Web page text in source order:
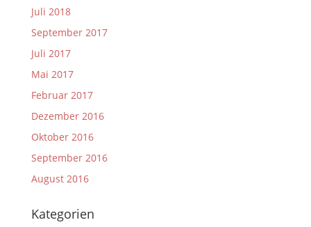
Juli 2018
September 2017
Juli 2017
Mai 2017
Februar 2017
Dezember 2016
Oktober 2016
September 2016
August 2016
Kategorien